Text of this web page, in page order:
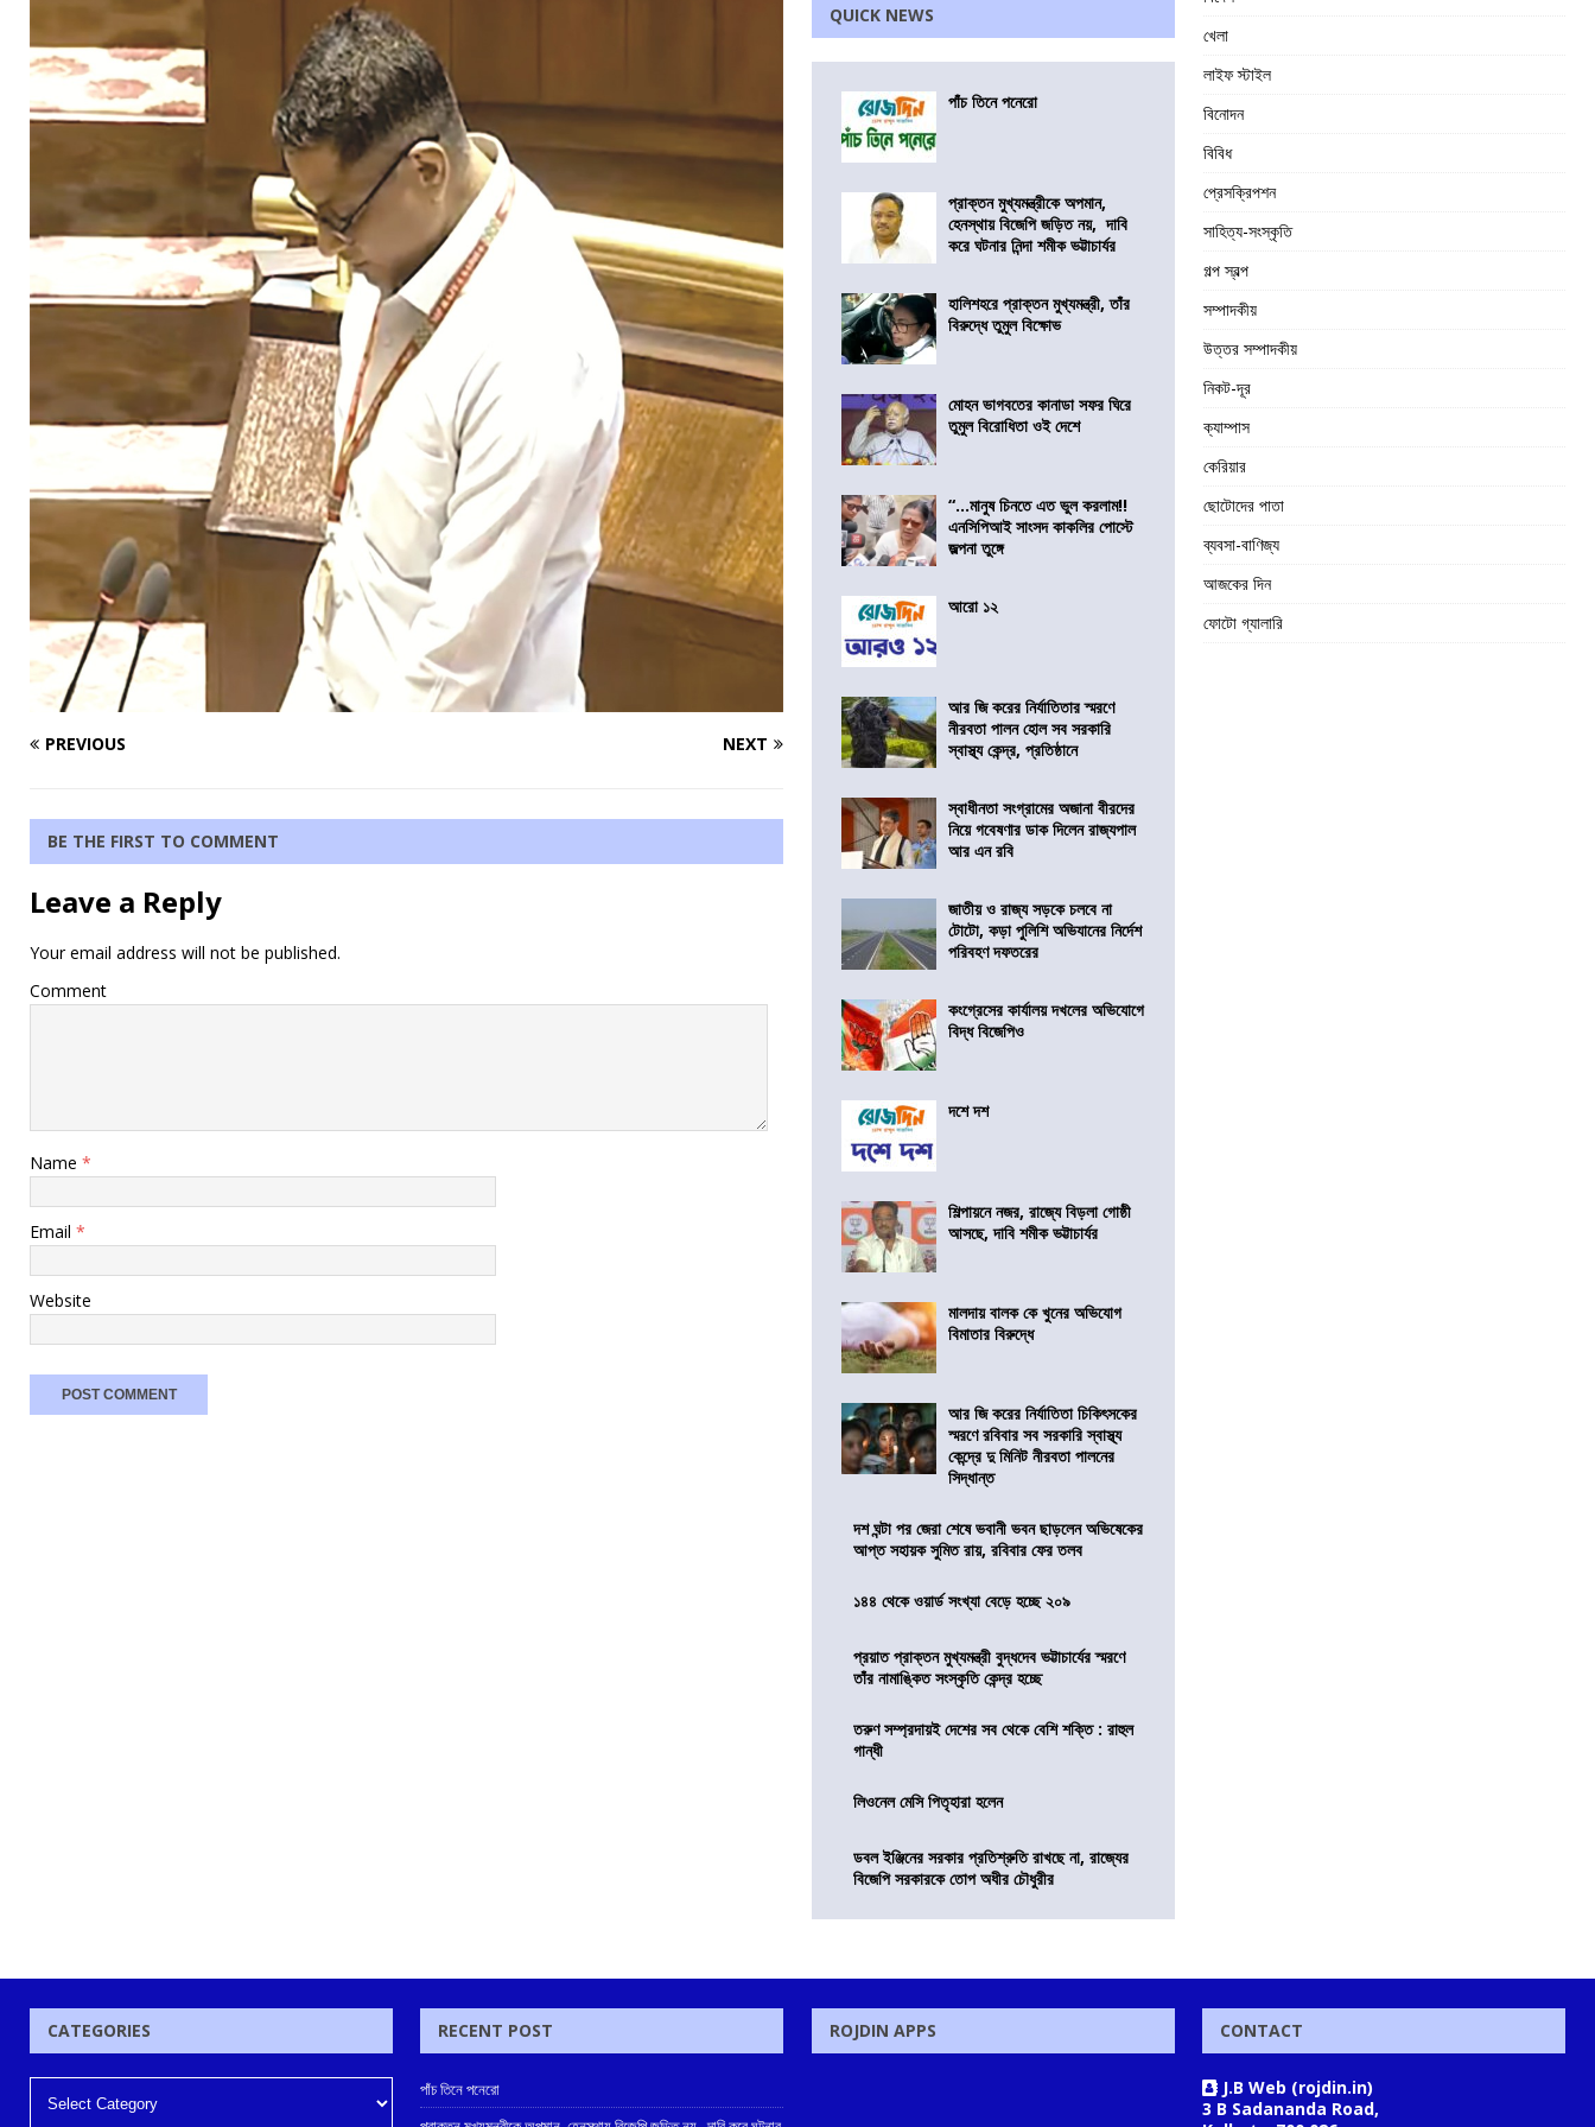
PREVIOUS NEXT
BE THE FIRST TO COMMENT
Leave a Reply
Your email address will not be published.
Comment
Name *
Email *
Website
QUICK NEWS
পাঁচ তিনে পনেরো
প্রাক্তন মুখ্যমন্ত্রীকে অপমান,
হেনস্থায় বিজেপি জড়িত নয়, দাবি
করে ঘটনার নিন্দা শমীক ভট্টাচার্যর
হালিশহরে প্রাক্তন মুখ্যমন্ত্রী, তাঁর
বিরুদ্ধে তুমুল বিক্ষোভ
মোহন ভাগবতের কানাডা সফর ঘিরে
তুমুল বিরোধিতা ওই দেশে
“…মানুষ চিনতে এত ভুল করলাম!!
এনসিপিআই সাংসদ কাকলির পোস্টে
জল্পনা তুঙ্গে
আরো ১২
আর জি করের নির্যাতিতার স্মরণে
নীরবতা পালন হোল সব সরকারি
স্বাস্থ্য কেন্দ্র, প্রতিষ্ঠানে
স্বাধীনতা সংগ্রামের অজানা বীরদের
নিয়ে গবেষণার ডাক দিলেন রাজ্যপাল
আর এন রবি
জাতীয় ও রাজ্য সড়কে চলবে না
টোটো, কড়া পুলিশি অভিযানের নির্দেশ
পরিবহণ দফতরের
কংগ্রেসের কার্যালয় দখলের অভিযোগে
বিদ্ধ বিজেপিও
দশে দশ
শিল্পায়নে নজর, রাজ্যে বিড়লা গোষ্ঠী
আসছে, দাবি শমীক ভট্টাচার্যর
মালদায় বালক কে খুনের অভিযোগ
বিমাতার বিরুদ্ধে
আর জি করের নির্যাতিতা চিকিৎসকের
স্মরণে রবিবার সব সরকারি স্বাস্থ্য
কেন্দ্রে দু মিনিট নীরবতা পালনের
সিদ্ধান্ত
দশ ঘন্টা পর জেরা শেষে ভবানী ভবন ছাড়লেন অভিষেকের
আপ্ত সহায়ক সুমিত রায়, রবিবার ফের তলব
১৪৪ থেকে ওয়ার্ড সংখ্যা বেড়ে হচ্ছে ২০৯
প্রয়াত প্রাক্তন মুখ্যমন্ত্রী বুদ্ধদেব ভট্টাচার্যের স্মরণে
তাঁর নামাঙ্কিত সংস্কৃতি কেন্দ্র হচ্ছে
তরুণ সম্প্রদায়ই দেশের সব থেকে বেশি শক্তি : রাহুল
গান্ধী
লিওনেল মেসি পিতৃহারা হলেন
ডবল ইঞ্জিনের সরকার প্রতিশ্রুতি রাখছে না, রাজ্যের
বিজেপি সরকারকে তোপ অধীর চৌধুরীর
খেলা
লাইফ স্টাইল
বিনোদন
বিবিধ
প্রেসক্রিপশন
সাহিত্য-সংস্কৃতি
গল্প স্বল্প
সম্পাদকীয়
উত্তর সম্পাদকীয়
নিকট-দূর
ক্যাম্পাস
কেরিয়ার
ছোটোদের পাতা
ব্যবসা-বাণিজ্য
আজকের দিন
ফোটো গ্যালারি
CATEGORIES RECENT POST
পাঁচ তিনে পনেরো
ROJDIN APPS CONTACT
J.B Web (rojdin.in)
3 B Sadananda Road,